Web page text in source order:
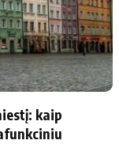
kaip